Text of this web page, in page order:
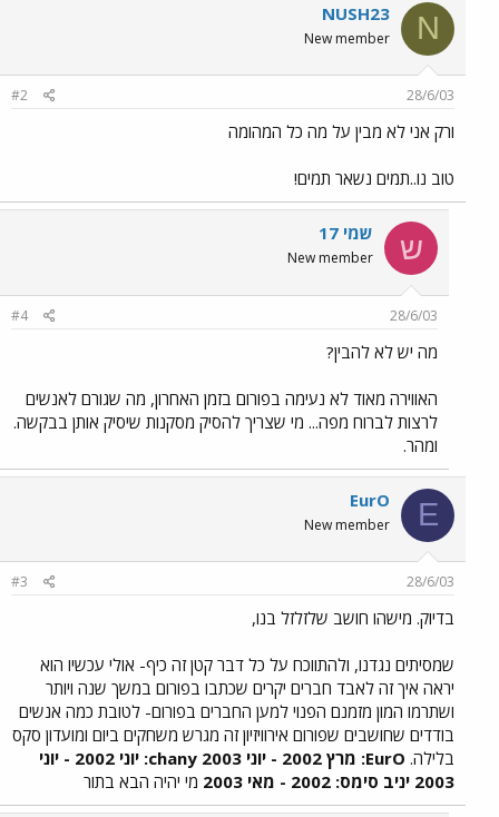
N
NUSH23
New member
28/6/03
#2
ורק אני לא מבין על מה כל המהומה
טוב נו..תמים נשאר תמים!
ש שמי 17
New member
28/6/03
#4
מה יש לא להבין?
האווירה מאוד לא נעימה בפורום בזמן האחרון, מה שגורם לאנשים
לרצות לברוח מפה... מי שצריך להסיק מסקנות שיסיק אותן בבקשה.
ומהר.
E
EurO
New member
28/6/03
#3
בדיוק. מישהו חושב שלזלזל בנו,
שמסיתים נגדנו, ולהתווכח על כל דבר קטן זה כיף- אולי עכשיו הוא
יראה איך זה לאבד חברים יקרים שכתבו בפורום במשך שנה ויותר
ושתרמו המון מזמנם הפנוי למען החברים בפורום- לטובת כמה אנשים
בודדים שחושבים שפורום אירוויזיון זה מגרש משחקים ביום ומועדון סקס
בלילה. EurO: מרץ 2002 - יוני 2003
chany: יוני 2002 - יוני
2003 יניב סימס: 2002 - מאי 2003 מי יהיה הבא בתור